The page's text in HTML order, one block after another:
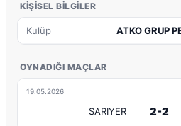
KIŞISEL BILGILER
Kulüp ATKO GRUP
OYNADIĞI MAÇLAR
19.05.2026
SARIYER 2-2